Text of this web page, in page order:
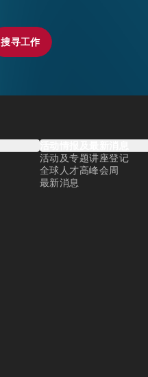
搜寻工作
搜寻工作
活动情报及最新消息
活动及专题讲座登记
全球人才高峰会周
最新消息